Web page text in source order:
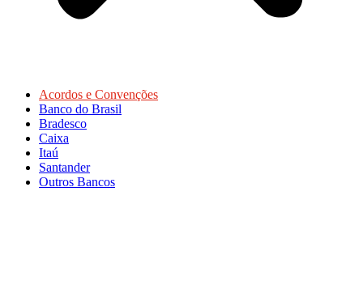
Acordos e Convenções
Banco do Brasil
Bradesco
Caixa
Itaú
Santander
Outros Bancos